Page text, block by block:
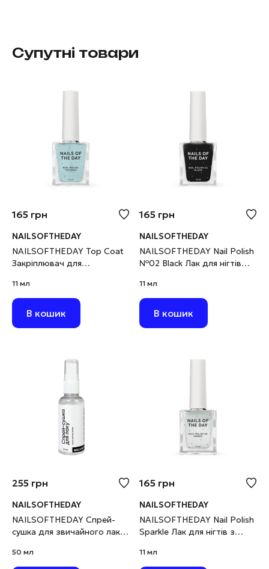
Супутні товари
165 грн
NAILSOFTHEDAY
NAILSOFTHEDAY Top Coat
Закріплювач для
11 мл
В кошик
165 грн
NAILSOFTHEDAY
NAILSOFTHEDAY Nail Polish
№02 Black Лак для нігтів
11 мл
В кошик
255 грн
NAILSOFTHEDAY
NAILSOFTHEDAY Спрей-
сушка для звичайного лаку,
50 мл
165 грн
NAILSOFTHEDAY
NAILSOFTHEDAY Nail Polish
Sparkle Лак для нігтів з
11 мл